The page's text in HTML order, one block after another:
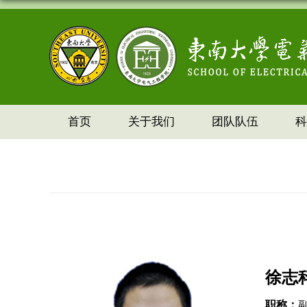
首页 关于我们 团队队伍
徐志
职称：